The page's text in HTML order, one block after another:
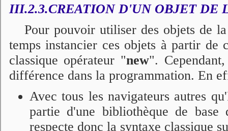
III.2.3.CREATION D'UN OBJET DE
Pour pouvoir utiliser des objets de
temps instancier ces objets à partir de
classique opérateur "new".
différence dans la programmation. En
Avec tous les navigateurs autres
partie d'une bibliothèque de
respecte donc la syntaxe classique